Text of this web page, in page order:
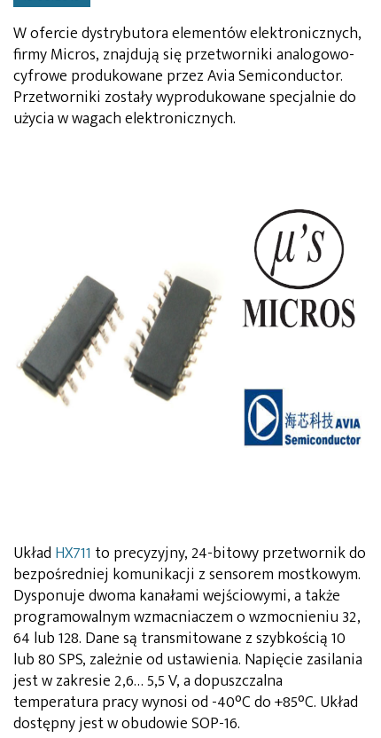
W ofercie dystrybutora elementów elektronicznych,
firmy Micros, znajdują się przetworniki analogowo-
cyfrowe produkowane przez Avia Semiconductor.
Przetworniki zostały wyprodukowane specjalnie do
użycia w wagach elektronicznych.
Układ HX711 to precyzyjny, 24-bitowy przetwornik do
bezpośredniej komunikacji z sensorem mostkowym.
Dysponuje dwoma kanałami wejściowymi, a także
programowalnym wzmacniaczem o wzmocnieniu 32,
64 lub 128. Dane są transmitowane z szybkością 10
lub 80 SPS, zależnie od ustawienia. Napięcie zasilania
jest w zakresie 2,6… 5,5 V, a dopuszczalna
temperatura pracy wynosi od -40°C do +85°C. Układ
dostępny jest w obudowie SOP-16.